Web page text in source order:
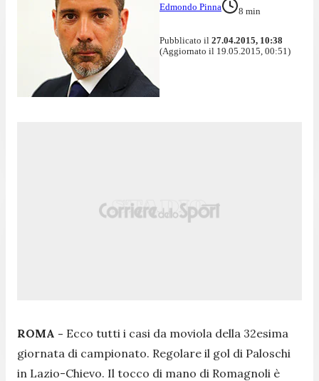
Edmondo Pinna 8 min
Pubblicato il 27.04.2015, 10:38
(Aggiornato il 19.05.2015, 00:51)
ROMA - Ecco tutti i casi da moviola della 32esima
giornata di campionato. Regolare il gol di Paloschi
in Lazio-Chievo. Il tocco di mano di Romagnoli è